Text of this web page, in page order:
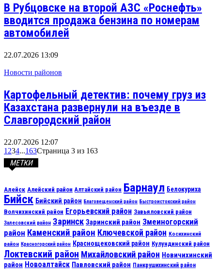
В Рубцовске на второй АЗС «Роснефть»
вводится продажа бензина по номерам
автомобилей
22.07.2026 13:09
Новости районов
Картофельный детектив: почему груз из
Казахстана развернули на въезде в
Славгородский район
22.07.2026 12:07
1 234...163Страница 3 из 163
МЕТКИ
Алейск Алейский район Алтайский район Барнаул Белокуриха
Бийск Бийский район Благовещенский район Быстроистокский район
Волчихинский район Егорьевский район Завьяловский район
Залесовский район Заринск Заринский район Змеиногорский
район Каменский район Ключевской район Косихинский
район Красногорский район Краснощековский район Кулундинский район
Локтевский район Михайловский район Новичихинский
район Новоалтайск Павловский район Панкрушихинский район